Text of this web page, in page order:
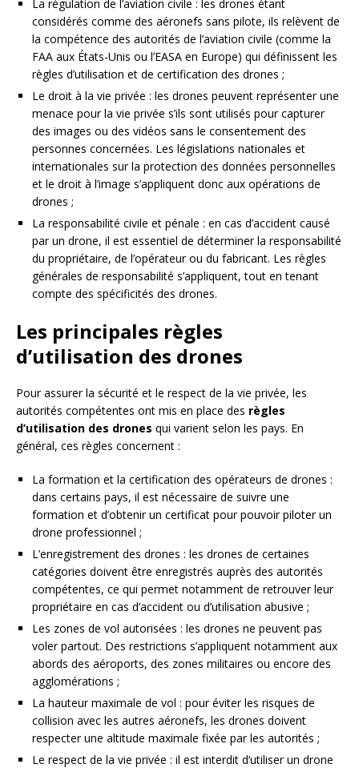
La régulation de l’aviation civile : les drones étant
considérés comme des aéronefs sans pilote, ils relèvent de
la compétence des autorités de l’aviation civile (comme la
FAA aux États-Unis ou l’EASA en Europe) qui définissent les
règles d’utilisation et de certification des drones ;
Le droit à la vie privée : les drones peuvent représenter une
menace pour la vie privée s’ils sont utilisés pour capturer
des images ou des vidéos sans le consentement des
personnes concernées. Les législations nationales et
internationales sur la protection des données personnelles
et le droit à l’image s’appliquent donc aux opérations de
drones ;
La responsabilité civile et pénale : en cas d’accident causé
par un drone, il est essentiel de déterminer la responsabilité
du propriétaire, de l’opérateur ou du fabricant. Les règles
générales de responsabilité s’appliquent, tout en tenant
compte des spécificités des drones.
Les principales règles
d’utilisation des drones
Pour assurer la sécurité et le respect de la vie privée, les
autorités compétentes ont mis en place des règles
d’utilisation des drones qui varient selon les pays. En
général, ces règles concernent :
La formation et la certification des opérateurs de drones :
dans certains pays, il est nécessaire de suivre une
formation et d’obtenir un certificat pour pouvoir piloter un
drone professionnel ;
L’enregistrement des drones : les drones de certaines
catégories doivent être enregistrés auprès des autorités
compétentes, ce qui permet notamment de retrouver leur
propriétaire en cas d’accident ou d’utilisation abusive ;
Les zones de vol autorisées : les drones ne peuvent pas
voler partout. Des restrictions s’appliquent notamment aux
abords des aéroports, des zones militaires ou encore des
agglomérations ;
La hauteur maximale de vol : pour éviter les risques de
collision avec les autres aéronefs, les drones doivent
respecter une altitude maximale fixée par les autorités ;
Le respect de la vie privée : il est interdit d’utiliser un drone